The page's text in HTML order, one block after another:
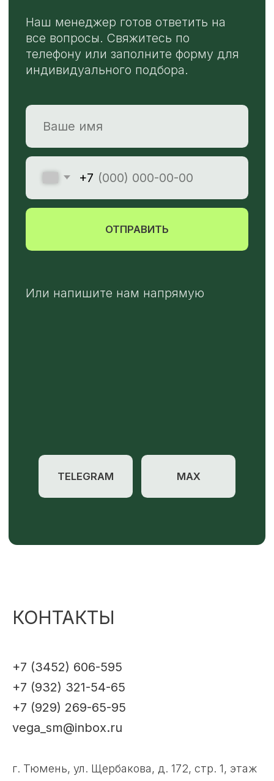
КОНТАКТЫ
+7 (3452) 606-595
+7 (932) 321-54-65
+7 (929) 269-65-95
vega_sm@inbox.ru
г. Тюмень, ул. Щербакова, д. 172, стр. 1, этаж